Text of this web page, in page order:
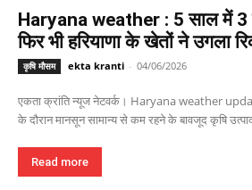
Haryana weather : 5 साल में 3
फिर भी हरियाणा के खेतों ने उगला
कृषि मौसम ekta kranti - 04/06/2026
एकता क्रांति न्यूज नेटवर्क। Haryana weather update
के दौरान मानसून सामान्य से कम रहने के बावजूद कृषि
Read more